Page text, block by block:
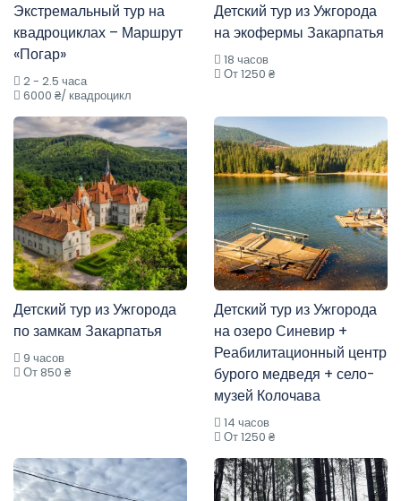
Экстремальный тур на
квадроциклах – Маршрут
«Погар»
2 - 2.5 часа
6000 ₴/ квадроцикл
Детский тур из Ужгорода
на экофермы Закарпатья
18 часов
От 1250 ₴
Детский тур из Ужгорода
по замкам Закарпатья
9 часов
От 850 ₴
Детский тур из Ужгорода
на озеро Синевир +
Реабилитационный центр
бурого медведя + село-
музей Колочава
14 часов
От 1250 ₴